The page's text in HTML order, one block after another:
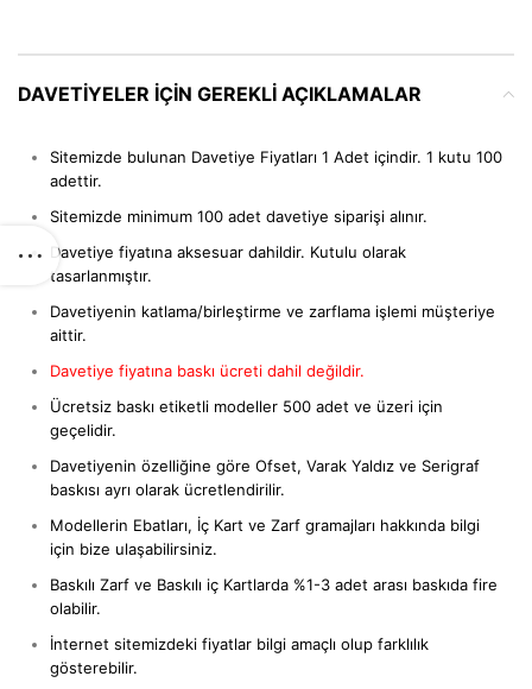
DAVETIYELER IÇIN GEREKLI AÇIKLAMALAR
Sitemizde bulunan Davetiye Fiyatları 1 Adet içindir. 1 kutu 100
adettir.
Sitemizde minimum 100 adet davetiye siparişi alınır.
Davetiye fiyatına aksesuar dahildir. Kutulu olarak
tasarlanmıştır.
Davetiyenin katlama/birleştirme ve zarflama işlemi müşteriye
aittir.
Davetiye fiyatına baskı ücreti dahil değildir.
Ücretsiz baskı etiketli modeller 500 adet ve üzeri için
geçelidir.
Davetiyenin özelliğine göre Ofset, Varak Yaldız ve Serigraf
baskısı ayrı olarak ücretlendirilir.
Modellerin Ebatları, İç Kart ve Zarf gramajları hakkında bilgi
için bize ulaşabilirsiniz.
Baskılı Zarf ve Baskılı iç Kartlarda %1-3 adet arası baskıda fire
olabilir.
İnternet sitemizdeki fiyatlar bilgi amaçlı olup farklılık
gösterebilir.